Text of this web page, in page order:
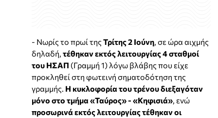
- Νωρίς το πρωί της Τρίτης 2 Ιούνη , σε ώρα αιχμής
δηλαδή, τέθηκαν εκτός λειτουργίας 4 σταθμοί
του ΗΣΑΠ (Γραμμή 1) λόγω βλάβης που είχε
προκληθεί στη φωτεινή σηματοδότηση της
γραμμής. Η κυκλοφορία του τρένου διεξαγόταν
μόνο στο τμήμα «Ταύρος» - «Κηφισιά» , ενώ
προσωρινά εκτός λειτουργίας τέθηκαν οι